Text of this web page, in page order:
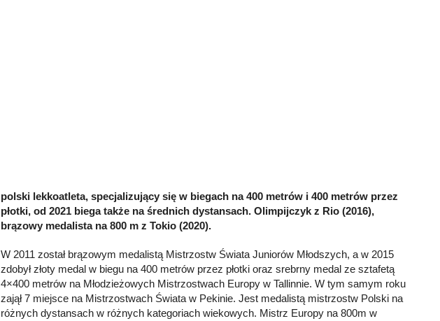
polski lekkoatleta, specjalizujący się w biegach na 400 metrów i 400 metrów przez
płotki, od 2021 biega także na średnich dystansach. Olimpijczyk z Rio (2016),
brązowy medalista na 800 m z Tokio (2020).
W 2011 został brązowym medalistą Mistrzostw Świata Juniorów Młodszych, a w 2015
zdobył złoty medal w biegu na 400 metrów przez płotki oraz srebrny medal ze sztafetą
4×400 metrów na Młodzieżowych Mistrzostwach Europy w Tallinnie. W tym samym roku
zajął 7 miejsce na Mistrzostwach Świata w Pekinie. Jest medalistą mistrzostw Polski na
różnych dystansach w różnych kategoriach wiekowych. Mistrz Europy na 800m w